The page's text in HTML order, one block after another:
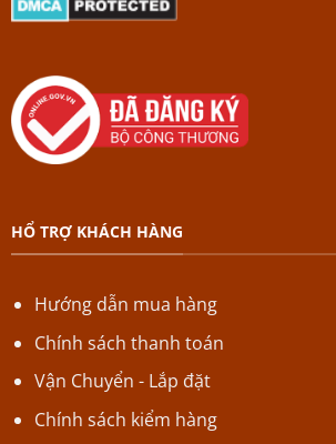
HỔ TRỢ KHÁCH HÀNG
Hướng dẫn mua hàng
Chính sách thanh toán
Vận Chuyển - Lắp đặt
Chính sách kiểm hàng